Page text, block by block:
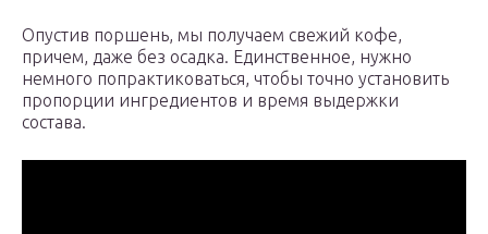
Опустив поршень, мы получаем свежий кофе,
причем, даже без осадка. Единственное, нужно
немного попрактиковаться, чтобы точно установить
пропорции ингредиентов и время выдержки
состава.